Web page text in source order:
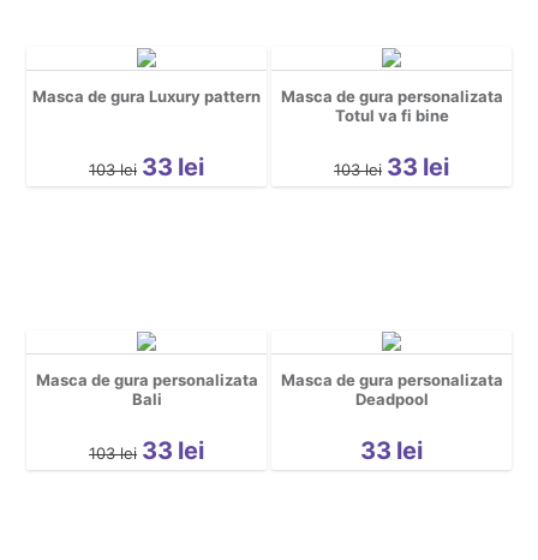
Masca de gura Luxury pattern
103 lei 33 lei
Masca de gura personalizata
Totul va fi bine
103 lei 33 lei
Masca de gura personalizata
Bali
103 lei 33 lei
Masca de gura personalizata
Deadpool
33 lei